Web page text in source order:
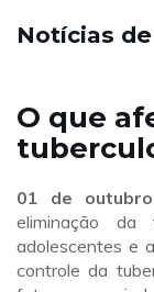
Notícias
O que
01 de outubro
eliminação da
adolescentes e
controle da